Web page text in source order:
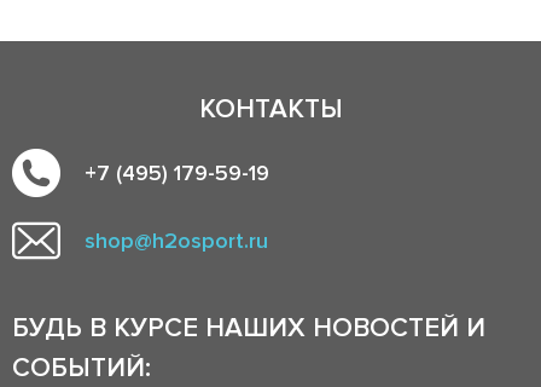
КОНТАКТЫ
+7 (495) 179-59-19
shop@h2osport.ru
БУДЬ В КУРСЕ НАШИХ НОВОСТЕЙ И
СОБЫТИЙ: